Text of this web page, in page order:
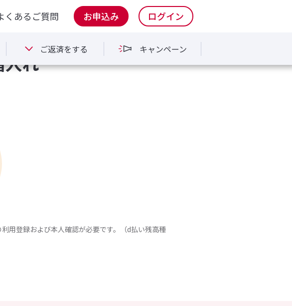
くあるご質問 お申込み ログイン
ご返済をする キャンペーン
れ
用登録および本人確認が必要です。（d払い残高種